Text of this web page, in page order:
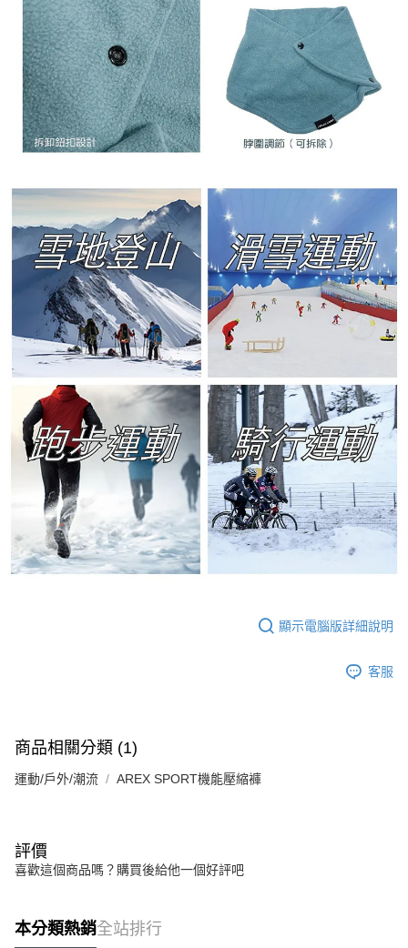
顯示電腦版詳細說明
客服
商品相關分類 (1)
運動/戶外/潮流 AREX SPORT機能壓縮褲
評價
喜歡這個商品嗎？購買後給他一個好評吧
本分類熱銷全站排行